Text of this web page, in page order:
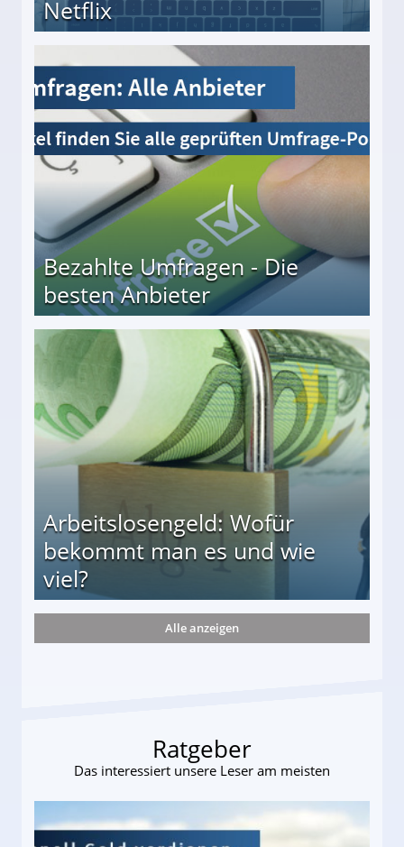
Netflix
Bezahlte Umfragen - Die
besten Anbieter
Arbeitslosengeld: Wofür
bekommt man es und wie
viel?
und wie viel?
Alle anzeigen
Ratgeber
Das interessiert unsere Leser am meisten